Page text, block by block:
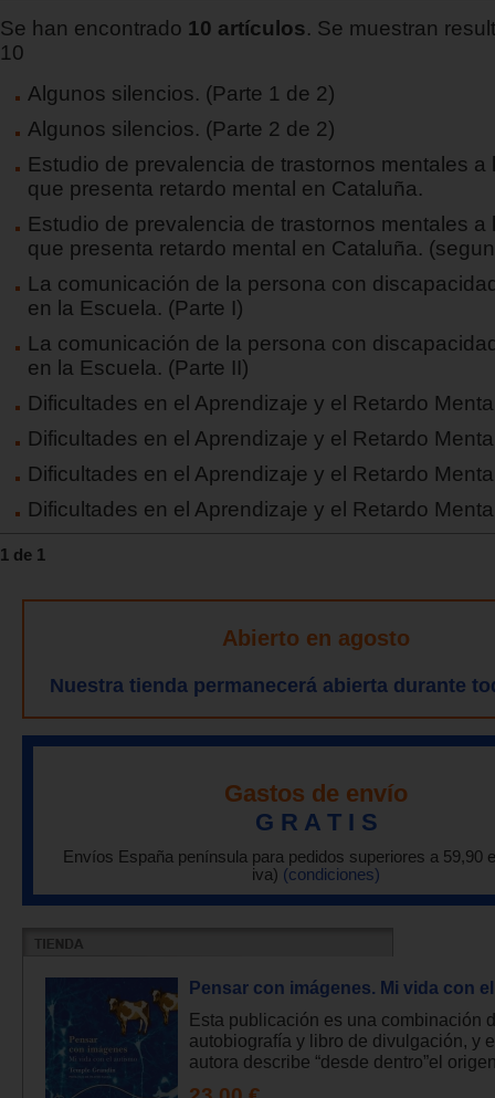
Se han encontrado 10 artículos. Se muestran
10
Algunos silencios. (Parte 1 de 2)
Algunos silencios. (Parte 2 de 2)
Estudio de prevalencia de trastornos mentales a
que presenta retardo mental en Cataluña.
Estudio de prevalencia de trastornos mentales a
que presenta retardo mental en Cataluña.
La comunicación de la persona con
en la Escuela. (Parte I)
La comunicación de la persona con
en la Escuela. (Parte II)
Dificultades en el Aprendizaje y el Retardo
Dificultades en el Aprendizaje y el Retardo
Dificultades en el Aprendizaje y el Retardo
Dificultades en el Aprendizaje y el Retardo
1 de 1
Abierto en agosto
Nuestra tienda permanecerá abierta durante
Gastos de envío
G R A T I S
Envíos España península para pedidos superiores a 59,90
iva) (condiciones)
Pensar con imágenes. Mi vida con
Esta publicación es una combinación
autobiografía y libro de divulgación, y
autora describe “desde dentro”el